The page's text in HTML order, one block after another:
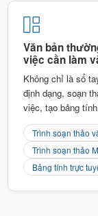
Văn bản
việc cần làm
Không chỉ là sổ
định dạng, soạn
việc, tạo bảng
Trình soạn thảo
Trình soạn thảo
Bảng tính trực